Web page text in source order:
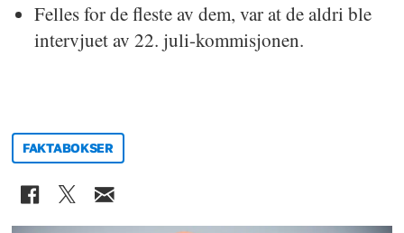
Felles for de fleste av dem, var at de aldri ble
intervjuet av 22. juli-kommisjonen.
FAKTABOKSER